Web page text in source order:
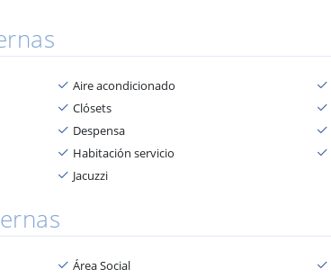
Aire acondicionado
Clósets
Despensa
Habitación servicio
Jacuzzi
Área Social